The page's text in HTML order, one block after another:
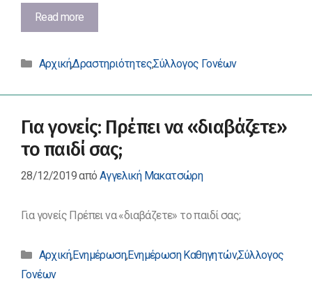
Read moreΕκδήλωση
του
Γονέων
Κηδεμόνων
1ου
ΕΠΑΛ
Φλώρινας
Κατηγορίες
Αρχική,Δραστηριότητες,Σύλλογος Γονέων
Για γονείς: Πρέπει να «διαβάζετε»
το παιδί σας;
28/12/2019απόΑγγελική Μακατσώρη
Για γονείς Πρέπει να «διαβάζετε» το παιδί σας;
Κατηγορίες
Αρχική,Ενημέρωση,Ενημέρωση Καθηγητών,Σύλλογος
Γονέων